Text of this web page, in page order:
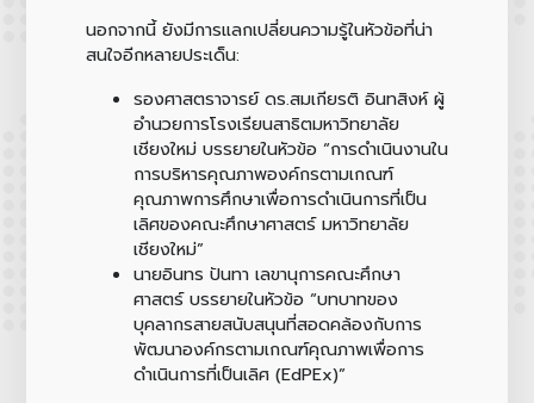
นอกจากนี้ ยังมีการแลกเปลี่ยนความรู้ในหัวข้อที่น่า
สนใจอีกหลายประเด็น:
รองศาสตราจารย์ ดร.สมเกียรติ อินทสิงห์ ผู้
อำนวยการโรงเรียนสาธิตมหาวิทยาลัย
เชียงใหม่ บรรยายในหัวข้อ “การดำเนินงานใน
การบริหารคุณภาพองค์กรตามเกณฑ์
คุณภาพการศึกษาเพื่อการดำเนินการที่เป็น
เลิศของคณะศึกษาศาสตร์ มหาวิทยาลัย
เชียงใหม่”
นายอินทร ปันทา เลขานุการคณะศึกษา
ศาสตร์ บรรยายในหัวข้อ “บทบาทของ
บุคลากรสายสนับสนุนที่สอดคล้องกับการ
พัฒนาองค์กรตามเกณฑ์คุณภาพเพื่อการ
ดำเนินการที่เป็นเลิศ (EdPEx)”